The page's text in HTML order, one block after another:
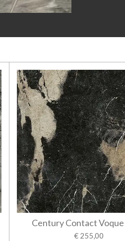
Century Contact Voque
€ 255,00